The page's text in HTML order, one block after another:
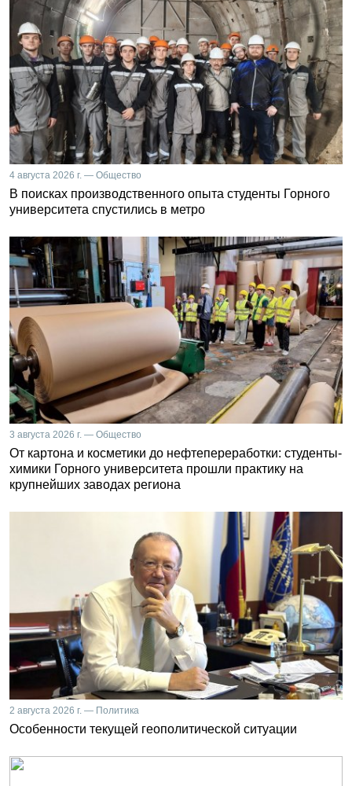
4 августа 2026 г. — Общество
В поисках производственного опыта студенты Горного
университета спустились в метро
3 августа 2026 г. — Общество
От картона и косметики до нефтепереработки: студенты-
химики Горного университета прошли практику на
крупнейших заводах региона
2 августа 2026 г. — Политика
Особенности текущей геополитической ситуации